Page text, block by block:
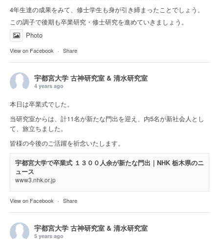
4年生達の成果をみて、修士学生も身が引き締まったことでしょう。
この調子で後期も卒業研究・修士研究を進めていきましょう。
Photo
View on Facebook · Share
宇都宮大学 古神研究室 & 清水研究室
4 years ago
本日は卒業式でした。
当研究室からは、計11名が新たな門出を迎え、内5名が新社会人とし
て、旅立ちました。
皆様の今後のご活躍を祈念いたします。
宇都宮大学で卒業式 １３００人余が新たな門出｜NHK 栃木県のニ
ュース
www3.nhk.or.jp
View on Facebook · Share
宇都宮大学 古神研究室 & 清水研究室
5 years ago